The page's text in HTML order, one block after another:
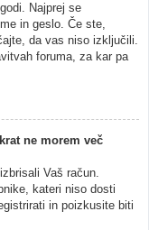
Najprej se
in geslo. Če ste,
da vas niso izključili.
foruma, za kar pa
ne morem več
Vaš račun.
kateri niso dosti
in poizkusite biti